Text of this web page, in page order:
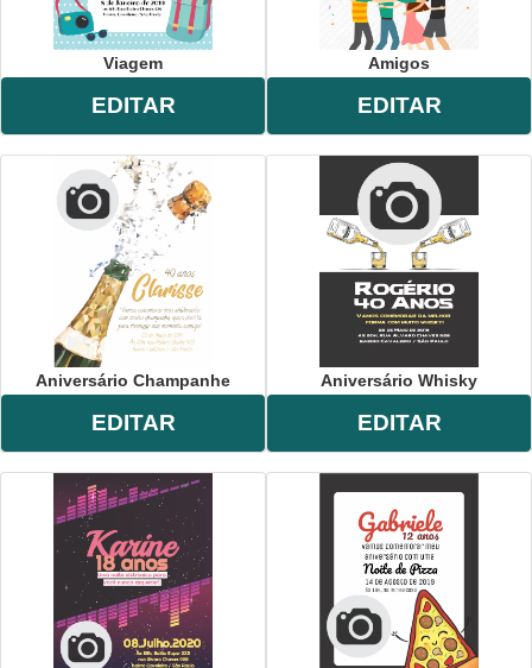
Viagem
EDITAR
Amigos
EDITAR
Aniversário Champanhe
EDITAR
Aniversário Whisky
EDITAR